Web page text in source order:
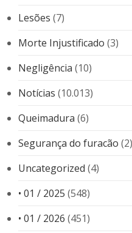
Lesões (7)
Morte Injustificado (3)
Negligência (10)
Notícias (10.013)
Queimadura (6)
Segurança do furacão (2)
Uncategorized (4)
• 01 / 2025 (548)
• 01 / 2026 (451)